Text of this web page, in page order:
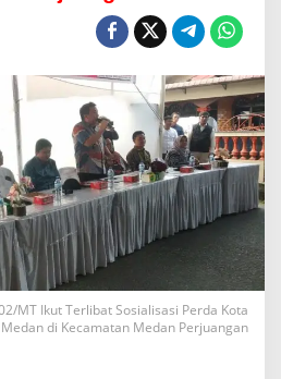
MT Ikut Terlibat Sosialisasi Perda Kota
Medan di Kecamatan Medan Perjuangan